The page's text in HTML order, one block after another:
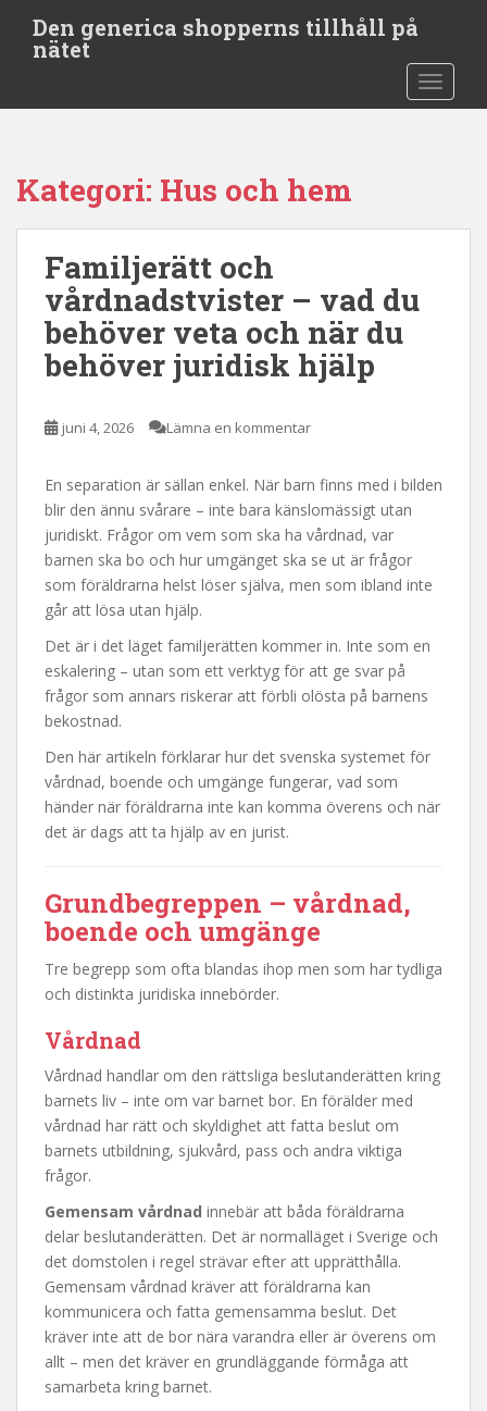
t
Den generica shopperns tillhåll på
nätet
Kategori: Hus och hem
Familjerätt och
vårdnadstvister – vad du
behöver veta och när du
behöver juridisk hjälp
juni 4, 2026 Lämna en kommentar
En separation är sällan enkel. När barn finns med i bilden
blir den ännu svårare – inte bara känslomässigt utan
juridiskt. Frågor om vem som ska ha vårdnad, var
barnen ska bo och hur umgänget ska se ut är frågor
som föräldrarna helst löser själva, men som ibland inte
går att lösa utan hjälp.
Det är i det läget familjerätten kommer in. Inte som en
eskalering – utan som ett verktyg för att ge svar på
frågor som annars riskerar att förbli olösta på barnens
bekostnad.
Den här artikeln förklarar hur det svenska systemet för
vårdnad, boende och umgänge fungerar, vad som
händer när föräldrarna inte kan komma överens och när
det är dags att ta hjälp av en jurist.
Grundbegreppen – vårdnad,
boende och umgänge
Tre begrepp som ofta blandas ihop men som har tydliga
och distinkta juridiska innebörder.
Vårdnad
Vårdnad handlar om den rättsliga beslutanderätten kring
barnets liv – inte om var barnet bor. En förälder med
vårdnad har rätt och skyldighet att fatta beslut om
barnets utbildning, sjukvård, pass och andra viktiga
frågor.
Gemensam vårdnad innebär att båda föräldrarna
delar beslutanderätten. Det är normalläget i Sverige och
det domstolen i regel strävar efter att upprätthålla.
Gemensam vårdnad kräver att föräldrarna kan
kommunicera och fatta gemensamma beslut. Det
kräver inte att de bor nära varandra eller är överens om
allt – men det kräver en grundläggande förmåga att
samarbeta kring barnet.